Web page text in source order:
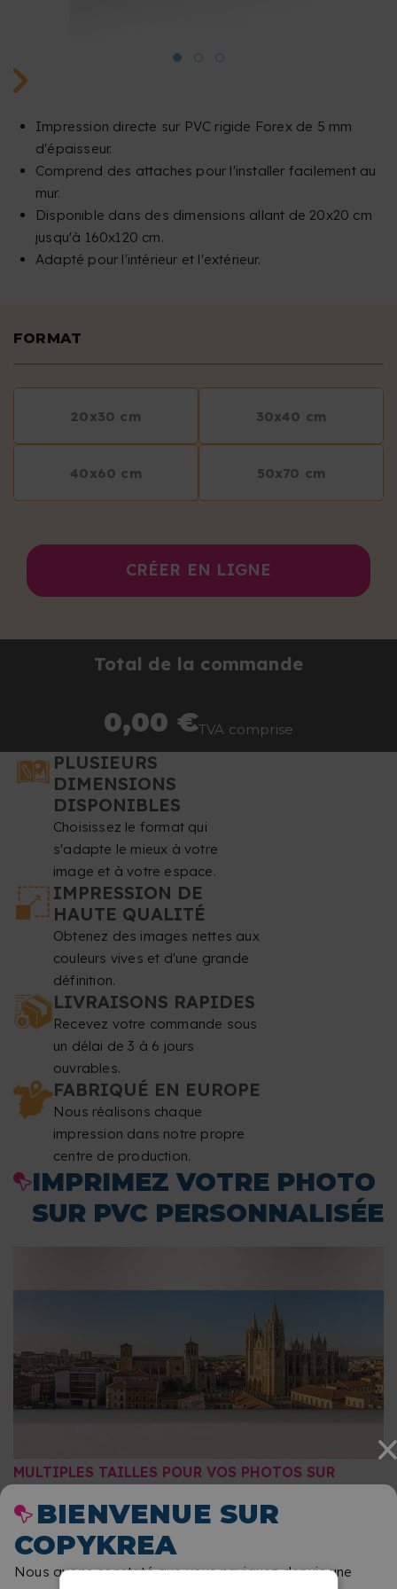
BIENVENUE SUR
COPYKREA
Nous avons constaté que vous naviguez depuis une
Impression directe sur PVC rigide Forex de 5 mm
d'épaisseur.
Comprend des attaches pour l'installer facilement au
mur.
Disponible dans des dimensions allant de 20x20 cm
jusqu'à 160x120 cm.
Adapté pour l'intérieur et l'extérieur.
FORMAT
20x30 cm 30x40 cm
40x60 cm 50x70 cm
CRÉER EN LIGNE
Total de la commande
0,00 €TVA comprise
PLUSIEURS
DIMENSIONS
DISPONIBLES
Choisissez le format qui
s'adapte le mieux à votre
image et à votre espace.
IMPRESSION DE
HAUTE QUALITÉ
Obtenez des images nettes aux
couleurs vives et d'une grande
définition.
LIVRAISONS RAPIDES
Recevez votre commande sous
un délai de 3 à 6 jours
ouvrables.
FABRIQUÉ EN EUROPE
Nous réalisons chaque
impression dans notre propre
centre de production.
IMPRIMEZ VOTRE PHOTO
SUR PVC PERSONNALISÉE
MULTIPLES TAILLES POUR VOS PHOTOS SUR
Vous disposez d'une large variété de dimensions pour
adapter votre image à l'espace disponible. Vous pouvez
choisir entre des formats carrés et rectangulaires, du